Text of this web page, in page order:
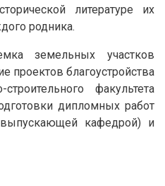
литературе их
родника.
земельных участков
проектов благоустройства
строительного факультета
дипломных работ
кафедрой) и